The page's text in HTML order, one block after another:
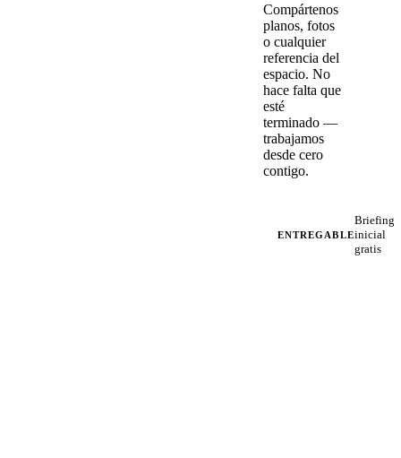
Compártenos
planos, fotos
o cualquier
referencia del
espacio. No
hace falta que
esté
terminado —
trabajamos
desde cero
contigo.
ENTREGABLE
Briefing
inicial
gratis